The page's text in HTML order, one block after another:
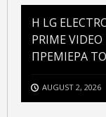
H LG
PRIME
ΠΡΕΜΙΕΡΑ
AUGUST 2, 2026